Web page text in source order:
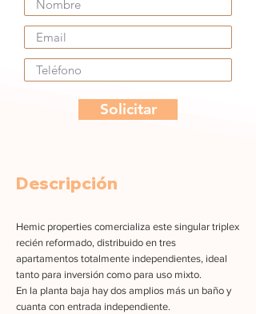
Solicitar
Descripción
Hemic properties comercializa este singular triplex
recién reformado, distribuido en tres
apartamentos totalmente independientes, ideal
tanto para inversión como para uso mixto.
En la planta baja hay dos amplios más un baño y
cuanta con entrada independiente.